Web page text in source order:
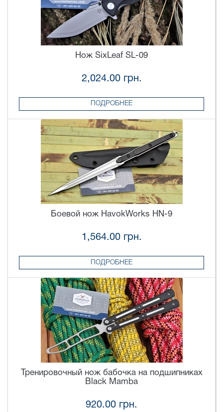
Нож SixLeaf SL-09
2,024.00 грн.
ПОДРОБНЕЕ
Боевой нож HavokWorks HN-9
1,564.00 грн.
ПОДРОБНЕЕ
Тренировочный нож бабочка на подшипниках
Black Mamba
920.00 грн.